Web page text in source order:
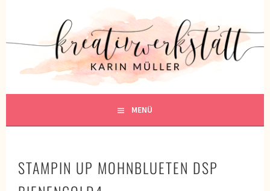
KREATIVWERKSTATT
KREATIV SEIN
MENÜ
STAMPIN UP MOHNBLUETEN DSP